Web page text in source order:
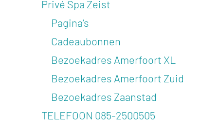
Privé Spa Zeist
Pagina’s
Cadeaubonnen
Bezoekadres Amerfoort XL
Bezoekadres Amerfoort Zuid
Bezoekadres Zaanstad
TELEFOON 085-2500505